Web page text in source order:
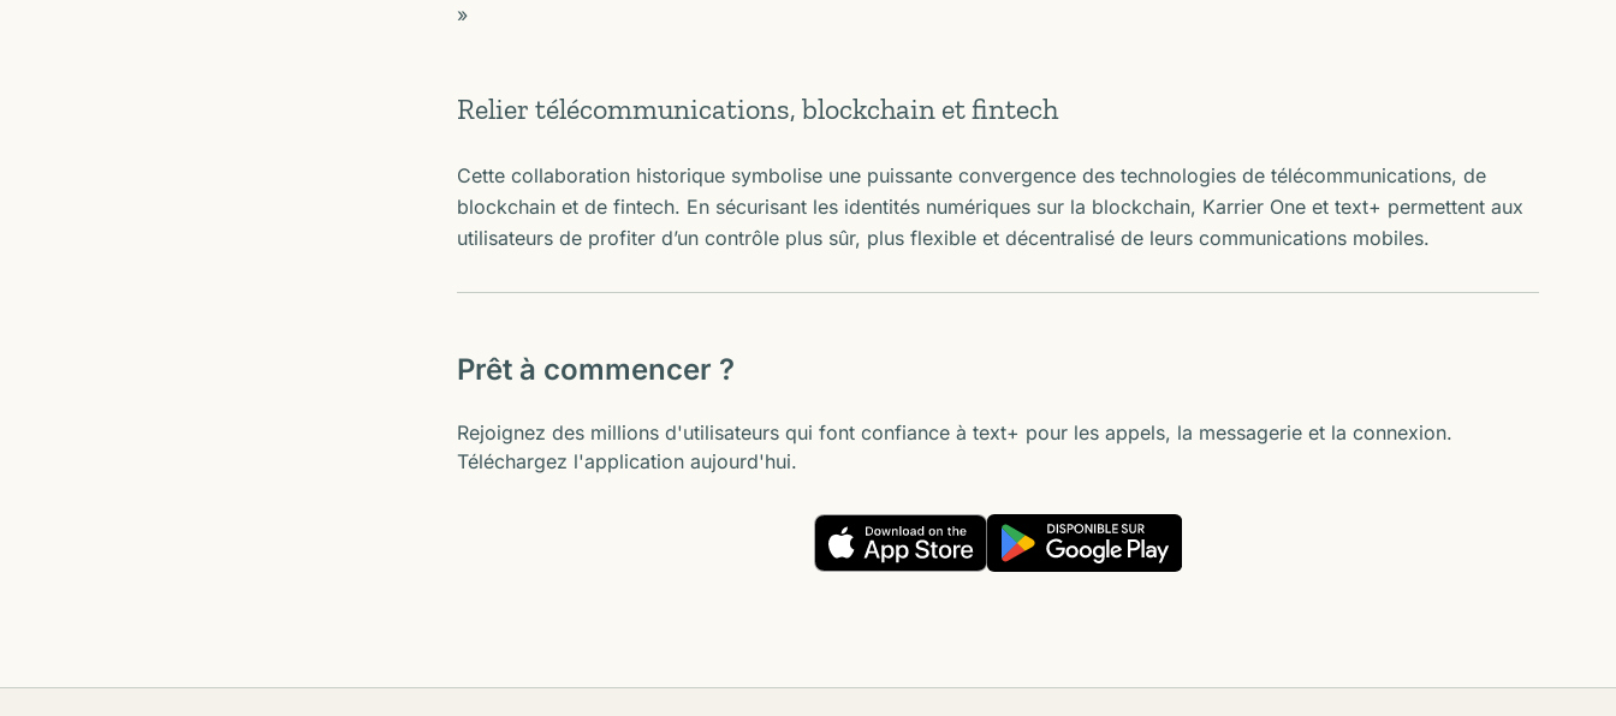
»
Relier télécommunications, blockchain et fintech
Cette collaboration historique symbolise une puissante convergence des technologies de télécommunications, de
blockchain et de fintech. En sécurisant les identités numériques sur la blockchain, Karrier One et text+ permettent aux
utilisateurs de profiter d’un contrôle plus sûr, plus flexible et décentralisé de leurs communications mobiles.
Prêt à commencer ?
Rejoignez des millions d'utilisateurs qui font confiance à text+ pour les appels, la messagerie et la connexion.
Téléchargez l'application aujourd'hui.